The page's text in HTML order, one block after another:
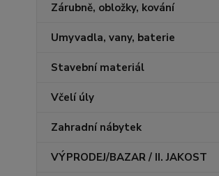
Zárubně, obložky, kování
Umyvadla, vany, baterie
Stavební materiál
Včelí úly
Zahradní nábytek
VÝPRODEJ/BAZAR / II. JAKOST